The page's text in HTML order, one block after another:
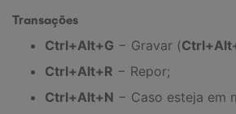
Transações
Ctrl+Alt+G − Gravar (
Ctrl+Alt+R − Repor;
Ctrl+Alt+N − Caso esteja em